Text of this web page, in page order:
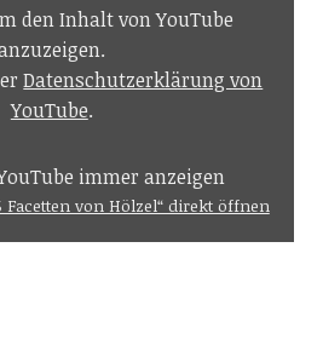
den Inhalt von YouTube
Datenschutzerklärung von
YouTube.
immer anzeigen
Facetten von Hölzel“ direkt öffnen